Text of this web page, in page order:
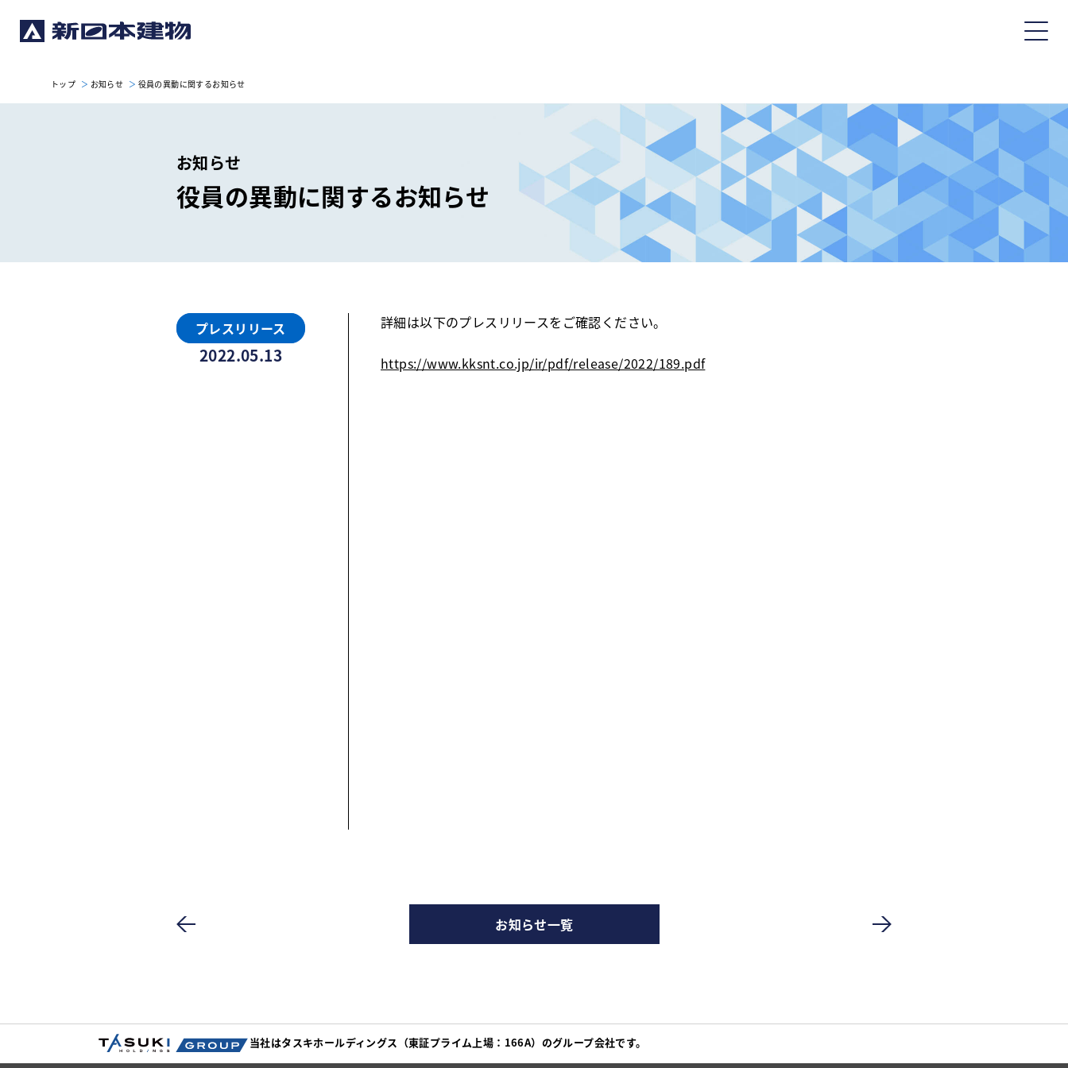
トップ お知らせ 役員の異動に関するお知らせ
お知らせ
役員の異動に関するお知らせ
詳細は以下のプレスリリースをご確認ください。
https://www.kksnt.co.jp/ir/pdf/release/2022/189.pdf
プレスリリース
2022.05.13
お知らせ一覧
当社はタスキホールディングス（東証プライム上場：166A）のグループ会社です。